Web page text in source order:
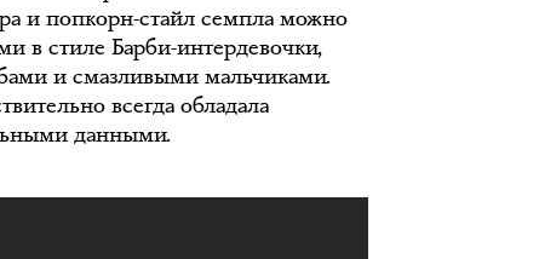
и попкорн-стайл семпла можно
в стиле Барби-интердевочки,
и смазливыми мальчиками.
всегда обладала
данными.